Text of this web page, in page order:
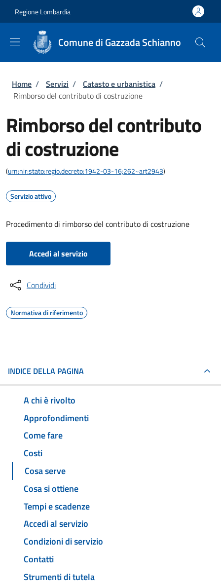
Regione Lombardia
Comune di Gazzada Schianno
Briciole di pane
Home / Servizi / Catasto e urbanistica /
Rimborso del contributo di costruzione
Rimborso del contributo
di costruzione
(urn:nir:stato:regio.decreto:1942-03-16;262~art2943)
Servizio attivo
Procedimento di rimborso del contributo di costruzione
Accedi al servizio
Condividi
Normativa di riferimento
INDICE DELLA PAGINA
A chi è rivolto
Approfondimenti
Come fare
Costi
Cosa serve
Cosa si ottiene
Tempi e scadenze
Accedi al servizio
Condizioni di servizio
Contatti
Strumenti di tutela